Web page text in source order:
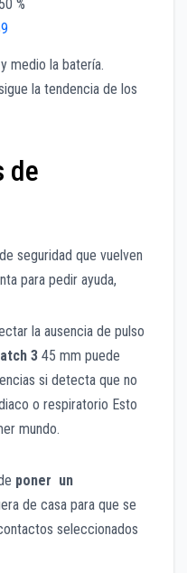
%
9
medio la batería.
la tendencia de los
de
seguridad que vuelven
para pedir ayuda,
la ausencia de pulso
3 45 mm puede
si detecta que no
o respiratorio Esto
mundo.
poner un
de casa para que se
seleccionados